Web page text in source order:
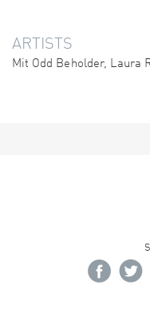
ARTISTS
Mit Odd Beholder, Laura